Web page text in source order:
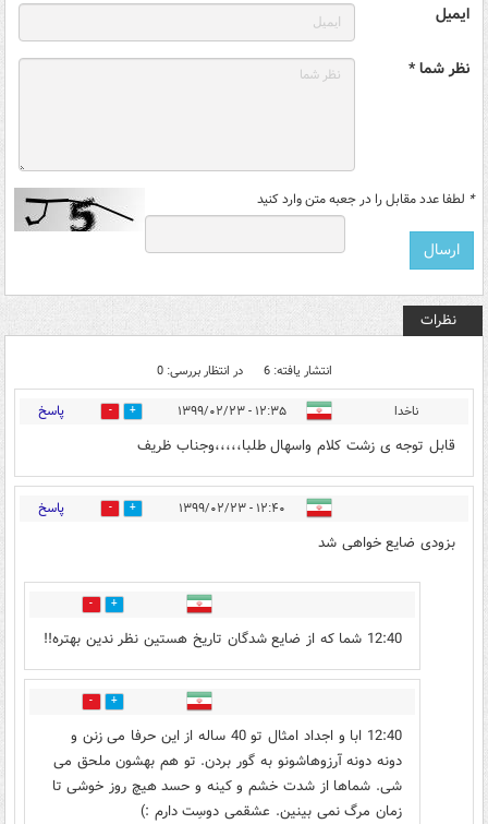
ایمیل
نظر شما *
* لطفا عدد مقابل را در جعبه متن وارد کنید
نظرات
انتشار یافته: 6 در انتظار بررسی: 0
ناخدا ۱۲:۳۵ - ۱۳۹۹/۰۲/۲۳ 23 پاسخ
قابل توجه ی زشت کلام واسهال طلبا،،،،،وجناب ظریف
۱۲:۴۰ - ۱۳۹۹/۰۲/۲۳ 0 پاسخ
بزودی ضایع خواهی شد
25
12:40 شما که از ضایع شدگان تاریخ هستین نظر ندین بهتره!!
6
12:40 ابا و اجداد امثال تو 40 ساله از این حرفا می زنن و
دونه دونه آرزوهاشونو به گور بردن. تو هم بهشون ملحق می
شی. شماها از شدت خشم و کینه و حسد هیچ روز خوشی تا
زمان مرگ نمی بینین. عشقمی دوسِت دارم :)